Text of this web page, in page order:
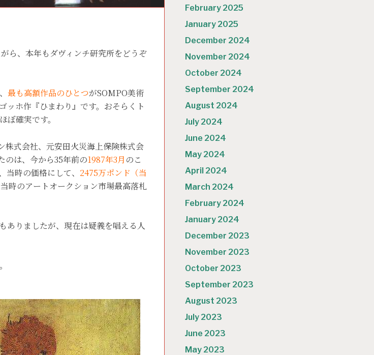
ら、本年もダヴィンチ研究所をどうぞ
最も高額作品のひとつがSOMPO美術
ッホ作『ひまわり』です。おそらくト
ぼ確実です。
式会社、元安田火災海上保険株式会
のは、今から35年前の1987年3月 のこ
当時の価格にして、 2475万ポンド（当
時のアートオークション市場最高落札
ありましたが、現在は疑義を唱える人
February 2025
January 2025
December 2024
November 2024
October 2024
September 2024
August 2024
July 2024
June 2024
May 2024
April 2024
March 2024
February 2024
January 2024
December 2023
November 2023
October 2023
September 2023
August 2023
July 2023
June 2023
May 2023